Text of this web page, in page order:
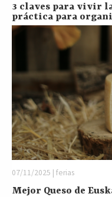
3 claves para vivir
práctica para
07/11/2025 | ferias
Mejor Queso de